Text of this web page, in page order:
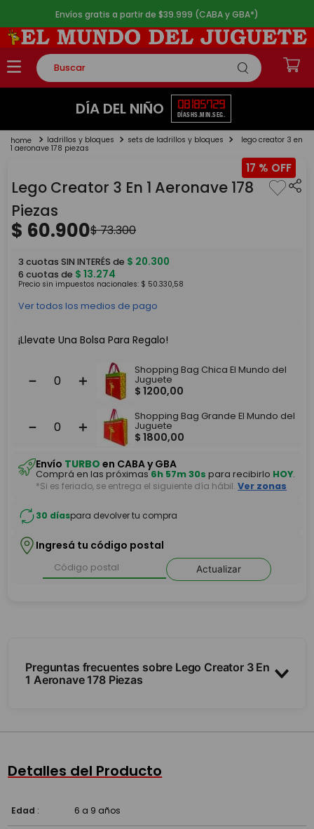
Envíos gratis a partir de $39.999 (CABA y GBA*)
Buscar
TÉRMINOS MÁS BUSCADOS
2.
lego
4.
monopatin
5 . toy story
DÍA DEL NIÑO 08
DÍAS
18
HS.
57
MIN.
29
SEG.
ladrillos y bloques sets de ladrillos y bloques lego creator 3 en
1 aeronave 178 piezas
17 %
Lego Creator 3 En 1 Aeronave 178
Piezas
$ 60.900$73.300
3 cuotas SIN INTERÉS de $ 20.300
6 cuotas de $ 13.274
Precio sin impuestos nacionales: $ 50.330,58
Ver todos los medios de pago
¡Llevate Una Bolsa Para Regalo!
＋
－
Shopping Bag Chica El Mundo del
Juguete
$ 1200,00
＋
－
Shopping Bag Grande El Mundo del
Juguete
$ 1800,00
Envío TURBO en CABA y GBA
Comprá en las próximas6h 57m 30s para recibirlo HOY.
*Si es feriado, se entrega el siguiente día hábil. Ver zonas
30 díaspara devolver tu compra
Ingresá tu código postal
Actualizar
Preguntas frecuentes sobre Lego Creator 3 En
1 Aeronave 178 Piezas
¿Es compatible con otros sets?
Detalles del Producto
Edad : 6 a 9 años